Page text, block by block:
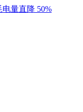
量直降 50%